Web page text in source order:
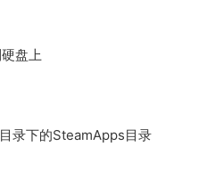
盘上
录下的SteamApps目录